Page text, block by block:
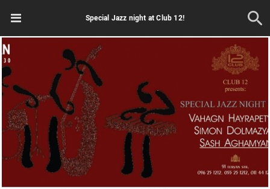
Special Jazz night at Club 12!